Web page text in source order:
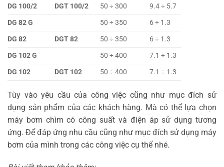
DG 100/2
DGT 100/2 50 ÷ 300
9.4 ÷ 5.7
DG 82 G
50 ÷ 350
6 ÷ 1.3
DG 82
DGT 82 50 ÷ 350
6 ÷ 1.3
DG 102 G
50 ÷ 400
7.1 ÷ 1.3
DG 102
DGT 102 50 ÷ 400 7.1 ÷ 1.3
Tùy vào yêu cầu của công việc cũng như mục đích sử
dụng sản phẩm của các khách hàng. Mà có thể lựa chọn
máy bơm chìm có công suất và điện áp sử dụng tương
ứng. Để đáp ứng nhu cầu cũng như mục đích sử dụng máy
bơm của mình trong các công việc cụ thể nhé.